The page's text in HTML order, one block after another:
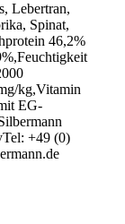
Lebertran,
Spinat,
46,2%
kg,Vitamin
EG-
+49 (0)